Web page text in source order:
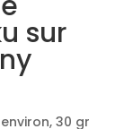
sur
30 gr